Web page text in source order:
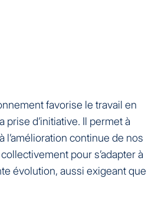
favorise le travail en
prise d’initiative. Il permet à
l’amélioration continue de nos
pour s’adapter à
évolution, aussi exigeant que